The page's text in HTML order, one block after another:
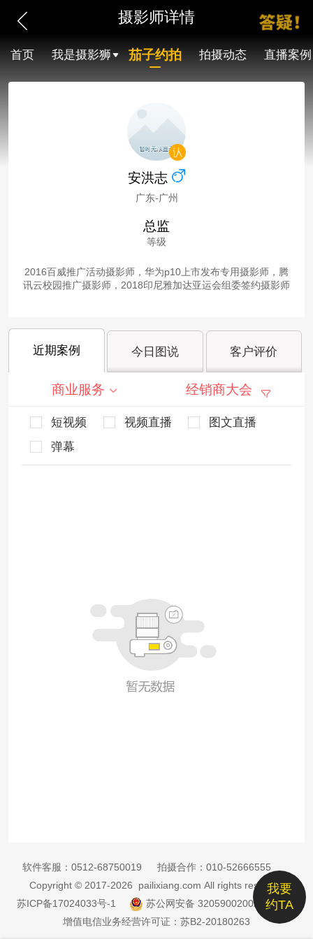
摄影师详情
首页 我是摄影狮 茄子约拍 拍摄动态 直播案例
安洪志
广东-广州
总监
等级
2016百威推广活动摄影师，华为p10上市发布专用摄影师，腾
讯云校园推广摄影师，2018印尼雅加达亚运会组委签约摄影师
近期案例 今日图说 客户评价
商业服务 经销商大会
短视频 视频直播
图文直播
弹幕
我要
约TA
软件客服： 0512-68750019 拍摄合作： 010-52666555
Copyright © 2017-2026 pailixiang.com All rights reserved
苏ICP备17024033号-1
苏公网安备 32059002002885号
增值电信业务经营许可证：苏B2-20180263